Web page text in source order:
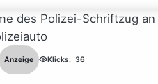
Anzeige Klicks: 36